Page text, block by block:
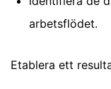
arbetsflödet.
Etablera ett